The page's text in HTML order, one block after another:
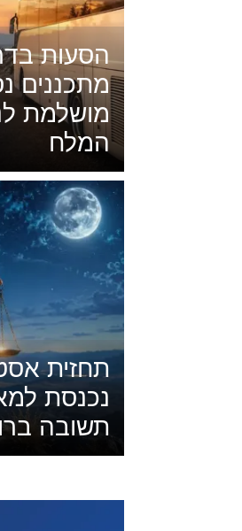
מתכננים
מושלמת
המלח
תחזית
נכנסת
תשובה